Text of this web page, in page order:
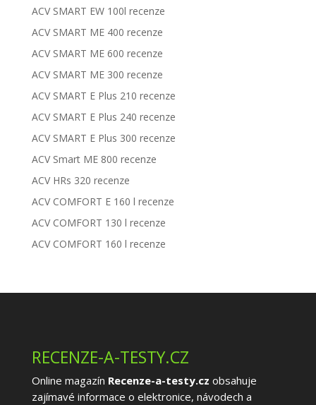
ACV SMART EW 100l recenze
ACV SMART ME 400 recenze
ACV SMART ME 600 recenze
ACV SMART ME 300 recenze
ACV SMART E Plus 210 recenze
ACV SMART E Plus 240 recenze
ACV SMART E Plus 300 recenze
ACV Smart ME 800 recenze
ACV HRs 320 recenze
ACV COMFORT E 160 l recenze
ACV COMFORT 130 l recenze
ACV COMFORT 160 l recenze
RECENZE-A-TESTY.CZ
Online magazín Recenze-a-testy.cz obsahuje
zajímavé informace o elektronice, návodech a